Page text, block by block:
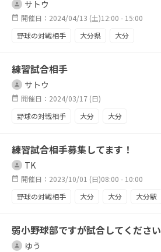
サトウ
開催日：2024/04/13 (土)12:00 - 15:00
野球の対戦相手 大分県 大分
練習試合相手
サトウ
開催日：2024/03/17 (日)
野球の対戦相手 大分 大分
練習試合相手募集してます！
TK
開催日：2023/10/01 (日)08:00 - 10:00
野球の対戦相手 大分 大分 大分駅
弱小野球部ですが試合してください
ゆう